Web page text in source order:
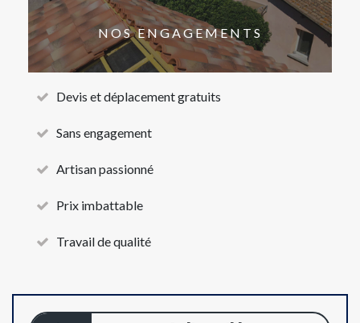
NOS ENGAGEMENTS
Devis et déplacement gratuits
Sans engagement
Artisan passionné
Prix imbattable
Travail de qualité